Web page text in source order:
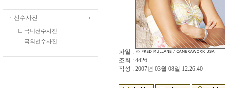
ㆍ선수사진
국내선수사진
국외선수사진
파일 :
조회 : 4426
작성 : 2007년 03월 08일 12:26:40